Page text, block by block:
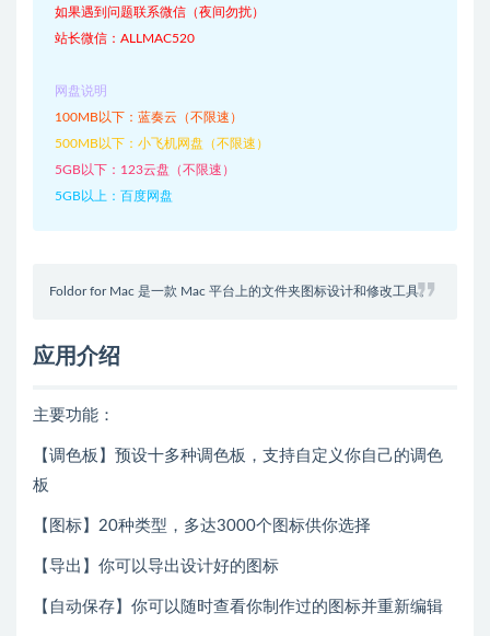
如果遇到问题联系微信（夜间勿扰）
站长微信：ALLMAC520
网盘说明
100MB以下：蓝奏云（不限速）
500MB以下：小飞机网盘（不限速）
5GB以下：123云盘（不限速）
5GB以上：百度网盘
Foldor for Mac 是一款 Mac 平台上的文件夹图标设计和修改工具。
应用介绍
主要功能：
【调色板】预设十多种调色板，支持自定义你自己的调色
板
【图标】20种类型，多达3000个图标供你选择
【导出】你可以导出设计好的图标
【自动保存】你可以随时查看你制作过的图标并重新编辑